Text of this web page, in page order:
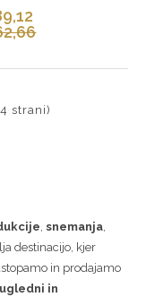
strani)
, snemanja,
destinacijo, kjer
in prodajamo
in